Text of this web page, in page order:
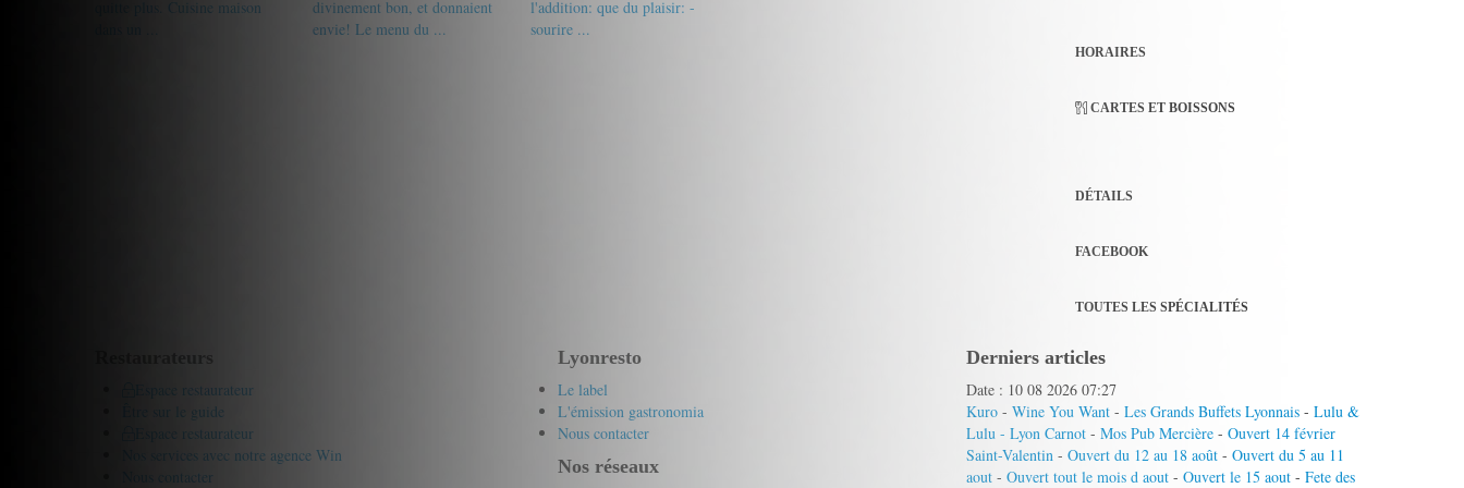
quitte plus. Cuisine maison
divinement bon, et donnaient
envie! Le menu du ...
l'addition: que du plaisir: -
sourire ...
HORAIRES
CARTES ET BOISSONS
DÉTAILS
FACEBOOK
TOUTES LES SPÉCIALITÉS
Espace restaurateur
Être sur le guide
Espace restaurateur
Nos services avec notre agence Win
Nous contacter
Lyonresto
Le label
L'émission gastronomia
Nous contacter
Nos réseaux
Derniers articles
Date : 10 08 2026 07:27
Kuro - Wine You Want - Les Grands Buffets Lyonnais - Lulu &
Lulu - Lyon Carnot - Mos Pub Mercière - Ouvert 14 février
Saint-Valentin - Ouvert du 12 au 18 août - Ouvert du 5 au 11
aout - Ouvert tout le mois d aout - Ouvert le 15 aout - Fete des